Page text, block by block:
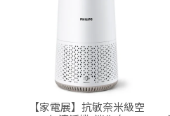
【家電展】抗敏奈米級空